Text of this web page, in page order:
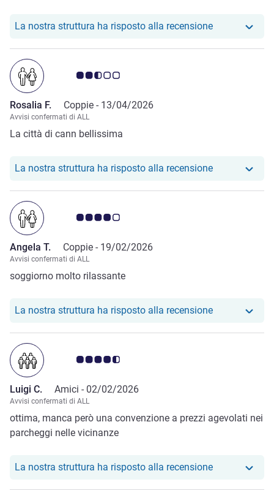
La nostra struttura ha risposto alla recensioneIl nostro hotel
Giudizio clienti 2.5/5
Rosalia F. Coppie - 13/04/2026
Avvisi confermati di ALL
La città di cann bellissima
La nostra struttura ha risposto alla recensioneIl nostro hotel
Giudizio clienti 4.0/5
Angela T. Coppie - 19/02/2026
Avvisi confermati di ALL
soggiorno molto rilassante
La nostra struttura ha risposto alla recensioneIl nostro hotel
Giudizio clienti 4.5/5
Luigi C. Amici - 02/02/2026
Avvisi confermati di ALL
ottima, manca però una convenzione a prezzi agevolati nei
parcheggi nelle vicinanze
La nostra struttura ha risposto alla recensioneIl nostro hotel